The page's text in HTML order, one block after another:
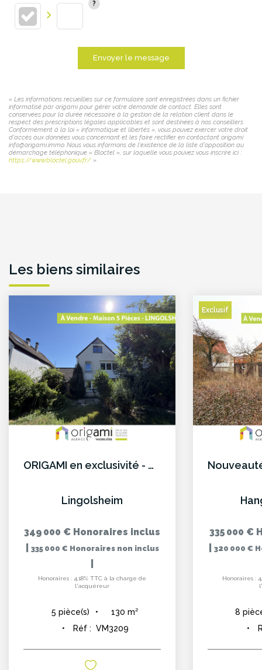
Envoyer le message
« Les informations recueillies sur ce formulaire sont enregistrées dans un fichier
informatisé par origami pour gérer votre demande de contact. Elles sont
conservées pour la durée nécessaire à la gestion de la relation client dans le
respect des prescriptions légales applicables et sont destinées à nos conseillers
Conformément à la loi « informatique et libertés », vous pouvez exercer votre droit
d'accès aux données vous concernant et les faire rectifier en contactant origami
info@origami.immo. Nous vous informons de l'existence de la liste d'opposition au
démarchage téléphonique « Bloctel », sur laquelle vous pouvez vous inscrire ici :
https://www.bloctel.gouv.fr/ »
Les biens similaires
ORIGAMI en exclusivité - Maison 5 Pièces à LINGOLSHEIM
Lingolsheim
349 000 € Honoraires inclus
335 000 € Honoraires non inclus
Honoraires : 4,18% TTC à la charge de
l'acquéreur
5 pièce(s) 130 m²
Réf : VM3209
Exclusif
335 000 €
320 000 €
Honoraires :
8